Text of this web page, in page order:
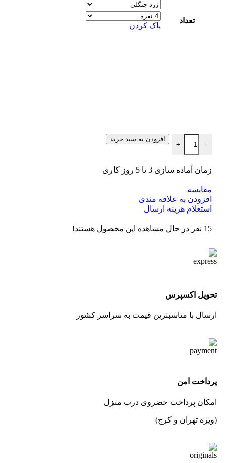
تعداد
پاک کردن
-
+
افزودن به سبد خرید
زمان آماده سازی 3 تا 5 روز کاری
مقایسه
افزودن به علاقه مندی
استعلام هزینه ارسال
15 نفر در حال مشاهده این محصول هستند!
تحویل اکسپرس
ارسال با مناسبترین قیمت به سراسر کشور
پرداخت امن
امکان پرداخت حضروی درب منزل
(ویژه تهران و کرج)